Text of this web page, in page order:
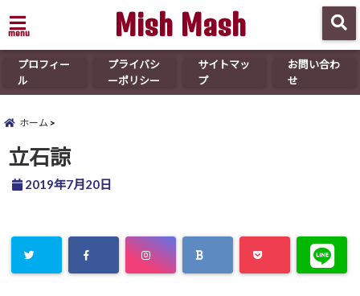
menu Mish Mash
プロフィー
ル
プライバシ
ーポリシー
サイトマッ
プ
お問い合わ
せ
ホーム
立石諒
2019年7月20日